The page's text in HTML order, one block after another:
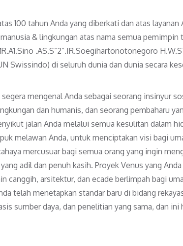
100 tahun Anda yang diberkati dan atas
& lingkungan atas nama semua
.AS.S”2”.IR.Soegihartonotonegoro
Swissindo) di seluruh dunia dan dunia secara
mengenal Anda sebagai seorang insinyur
dan humanis, dan seorang pembaharu
jalan Anda melalui semua kesulitan dalam
melawan Anda, untuk menciptakan visi bagi
mercusuar bagi semua orang yang ingin
adil dan penuh kasih. Proyek Venus yang
canggih, arsitektur, dan ecade berlimpah bagi
telah menetapkan standar baru di bidang
sumber daya, dan penelitian yang sama, dan